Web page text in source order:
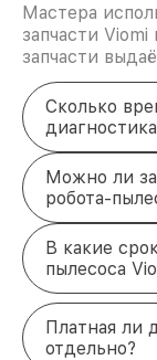
Мастера
запчасти
запчасти
Сколько
Можно ли
робота-
В какие
пылесоса
Платная ли
отдельно?